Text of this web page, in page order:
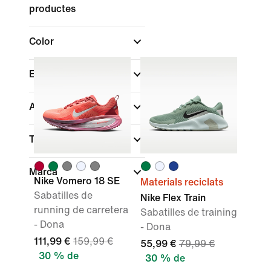
productes
Color
Esports
Ajust
Tecnologia
Marca
Nike Vomero 18 SE
Sabatilles de
running de carretera
- Dona
111,99 € 159,99 €
30 % de
Materials reciclats
Nike Flex Train
Sabatilles de training
- Dona
55,99 € 79,99 €
30 % de